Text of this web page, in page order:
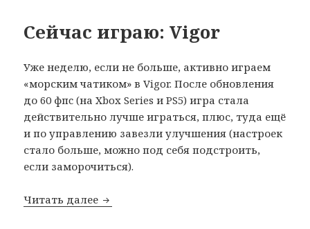
Сейчас играю: Vigor
Уже неделю, если не больше, активно играем
«морским чатиком» в Vigor. После обновления
до 60 фпc (на Xbox Series и PS5) игра стала
действительно лучше играться, плюс, туда ещё
и по управлению завезли улучшения (настроек
стало больше, можно под себя подстроить,
если заморочиться).
Читать далее Сейчас играю: Vigor